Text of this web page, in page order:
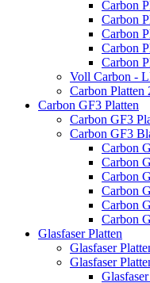
Carbon
Carbon
Carbon
Carbon
Carbon
Voll Carbon -
Carbon Platten
Carbon GF3 Platten
Carbon GF3
Carbon GF3
Carbon
Carbon
Carbon
Carbon
Carbon
Carbon
Glasfaser Platten
Glasfaser
Glasfaser